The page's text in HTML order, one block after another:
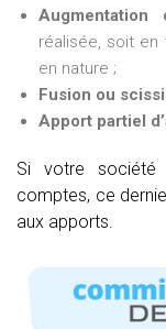
réalisée, soit
en nature ;
Fusion ou
Apport partiel
Si votre société
comptes, ce
aux apports.